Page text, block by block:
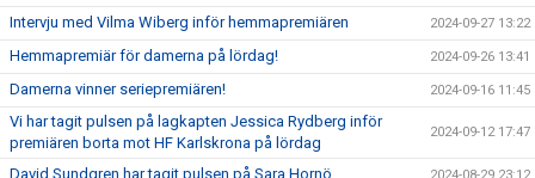
Intervju med Vilma Wiberg inför hemmapremiären 2024-09-27 13:22
Hemmapremiär för damerna på lördag! 2024-09-26 13:41
Damerna vinner seriepremiären! 2024-09-16 11:45
Vi har tagit pulsen på lagkapten Jessica Rydberg inför
premiären borta mot HF Karlskrona på lördag
2024-09-12 17:47
David Sundgren har tagit pulsen på Sara Hornö